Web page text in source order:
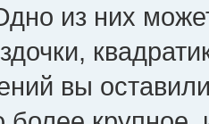
из них
вы